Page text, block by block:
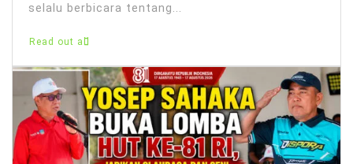
selalu berbicara tentang...
Read out all